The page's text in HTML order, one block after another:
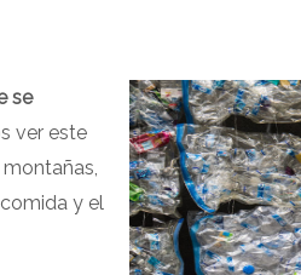
se
ver este
y el